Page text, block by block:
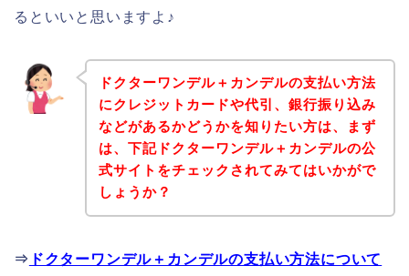
るといいと思いますよ♪
ドクターワンデル＋カンデルの支払い方法
にクレジットカードや代引、銀行振り込み
などがあるかどうかを知りたい方は、まず
は、下記ドクターワンデル＋カンデルの公
式サイトをチェックされてみてはいかがで
しょうか？
⇒ ドクターワンデル＋カンデルの支払い方法について